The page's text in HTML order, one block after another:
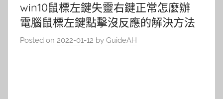
win10鼠標左鍵失靈右鍵正常怎麼辦
電腦鼠標左鍵點擊沒反應的解決方法
Posted on 2022-01-12 by GuideAH